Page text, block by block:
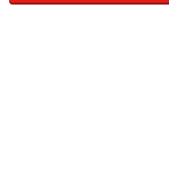
みなさんが購入した